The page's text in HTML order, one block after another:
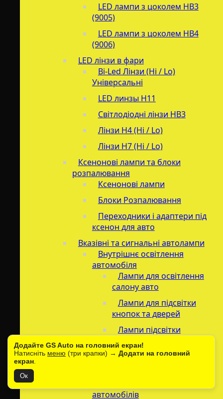
Додайте GS Auto на головний екран!
Натисніть меню (три крапки) → Додати на головний
екран
Ок
LED лампи з цоколем HB3
(9005)
LED лампи з цоколем HB4
(9006)
LED лінзи в фари
Bi-Led Лінзи (Hi / Lo)
Універсальні
LED линзы H11
Світлодіодні лінзи HB3
Лінзи Н4 (Hi / Lo)
Лінзи Н7 (Hi / Lo)
Ксенонові лампи та блоки
розпалювання
Ксенонові лампи
Блоки Розпалювання
Переходники і адаптери під
ксенон для авто
Вказівні та сигнальні автолампи
Внутрішнє освітлення
автомобіля
Лампи для освітлення
салону авто
Лампи для підсвітки
кнопок та дверей
Лампи підсвітки
приладової панелі
Габаритне освітлення для
автомобілів